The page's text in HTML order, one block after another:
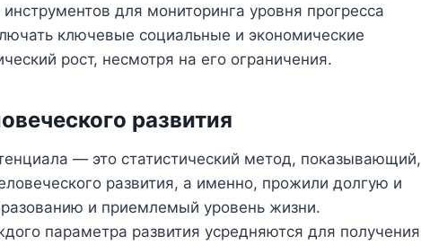
для мониторинга уровня прогресса
ключевые социальные и экономические
рост, несмотря на его ограничения.
развития
— это статистический метод, показывающий,
развития, а именно, прожили долгую и
и приемлемый уровень жизни.
параметра развития усредняются для получения